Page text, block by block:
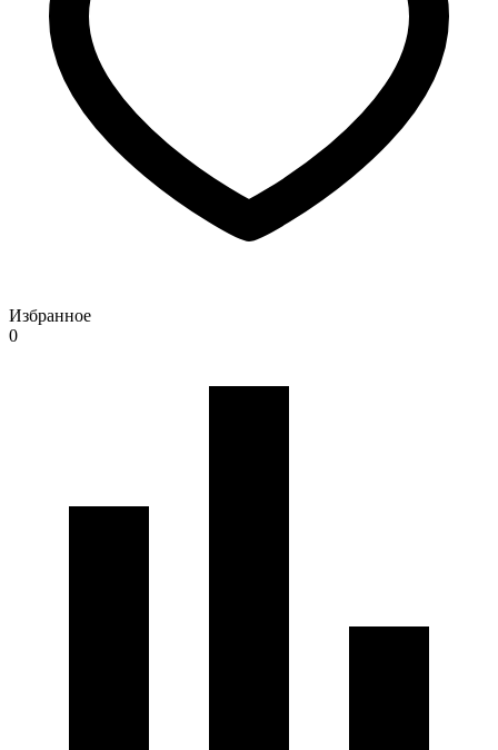
Избранное
0